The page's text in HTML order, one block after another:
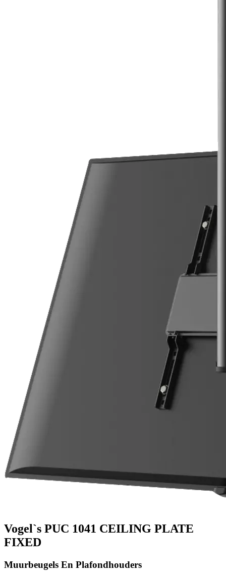
Vogel`s PUC 1041 CEILING PLATE
FIXED
Muurbeugels En Plafondhouders